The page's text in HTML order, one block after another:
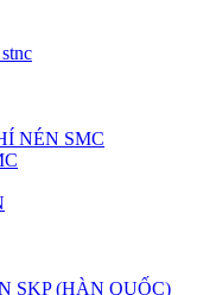
NÉN SMC
SKP (HÀN QUỐC)